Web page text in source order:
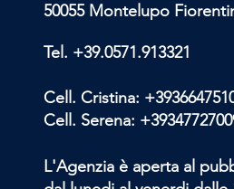
50055 Montelupo
Tel. +39.0571.913321
Cell. Cristina:
Cell. Serena:
L'Agenzia è aperta al